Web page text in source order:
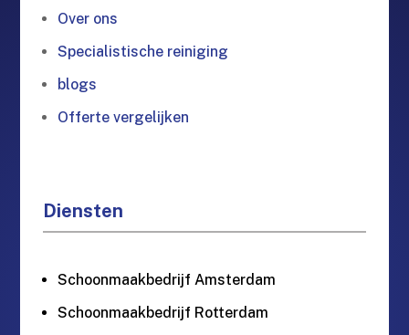
Over ons
Specialistische reiniging
blogs
Offerte vergelijken
Diensten
Schoonmaakbedrijf Amsterdam
Schoonmaakbedrijf Rotterdam